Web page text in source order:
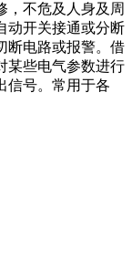
，不危及人身及周
动开关接通或分断
断电路或报警。借
某些电气参数进行
信号。常用于各